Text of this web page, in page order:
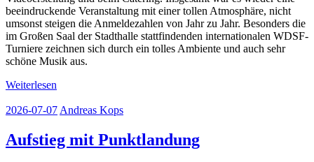
beeindruckende Veranstaltung mit einer tollen Atmosphäre, nicht
umsonst steigen die Anmeldezahlen von Jahr zu Jahr. Besonders die
im Großen Saal der Stadthalle stattfindenden internationalen WDSF-
Turniere zeichnen sich durch ein tolles Ambiente und auch sehr
schöne Musik aus.
Weiterlesen
2026-07-07 Andreas Kops
Aufstieg mit Punktlandung